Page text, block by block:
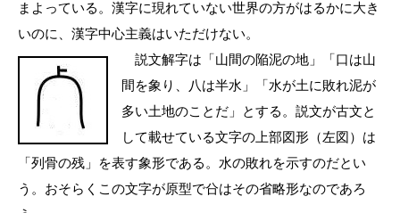
まよっている。漢字に現れていない世界の方がはるかに大き
いのに、漢字中心主義はいただけない。
説文解字は「山間の陥泥の地」「口は山
間を象り、八は半水」「水が土に敗れ泥が
多い土地のことだ」とする。説文が古文と
して載せている文字の上部図形（左図）は
「列骨の残」を表す象形である。水の敗れを示すのだとい
う。おそらくこの文字が原型で㕣はその省略形なのであろ